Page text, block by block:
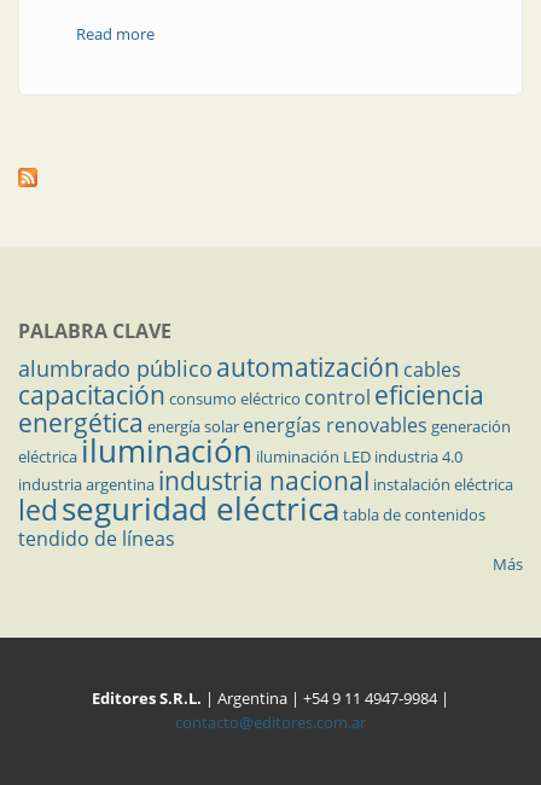
Read moreabout Desagregación no intrusiva de consumos
PALABRA CLAVE
alumbrado público automatización cables
capacitación consumo eléctrico control eficiencia
energética energía solar energías renovables generación
eléctricailuminación iluminación LED industria 4.0
industria argentina industria nacional instalación eléctrica
ledseguridad eléctrica tabla de contenidos
tendido de líneas
Más
Editores S.R.L. | Argentina | +54 9 11 4947-9984 |
contacto@editores.com.ar